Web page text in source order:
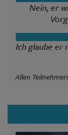
Nein, er
Ich glaube er
Allen